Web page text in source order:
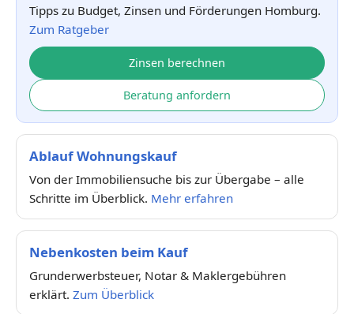
Tipps zu Budget, Zinsen und Förderungen Homburg.
Zum Ratgeber
Zinsen berechnen
Beratung anfordern
Ablauf Wohnungskauf
Von der Immobiliensuche bis zur Übergabe – alle
Schritte im Überblick. Mehr erfahren
Nebenkosten beim Kauf
Grunderwerbsteuer, Notar & Maklergebühren
erklärt. Zum Überblick